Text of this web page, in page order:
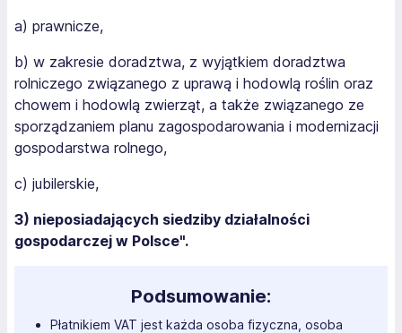
a) prawnicze,
b) w zakresie doradztwa, z wyjątkiem doradztwa
rolniczego związanego z uprawą i hodowlą roślin oraz
chowem i hodowlą zwierząt, a także związanego ze
sporządzaniem planu zagospodarowania i modernizacji
gospodarstwa rolnego,
c) jubilerskie,
3) nieposiadających siedziby działalności
gospodarczej w Polsce".
Podsumowanie:
Płatnikiem VAT jest każda osoba fizyczna, osoba